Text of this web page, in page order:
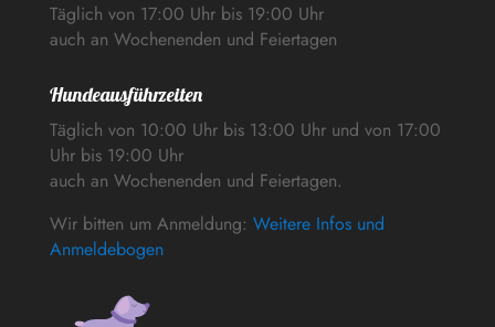
Täglich von 17:00 Uhr bis 19:00 Uhr
auch an Wochenenden und Feiertagen
Hundeausführzeiten
Täglich von 10:00 Uhr bis 13:00 Uhr und von 17:00
Uhr bis 19:00 Uhr
auch an Wochenenden und Feiertagen.
Wir bitten um Anmeldung: Weitere Infos und
Anmeldebogen